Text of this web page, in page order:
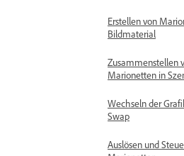
Erstellen von
Bildmaterial
Zusammenstellen
Marionetten in
Wechseln der
Swap
Auslösen und